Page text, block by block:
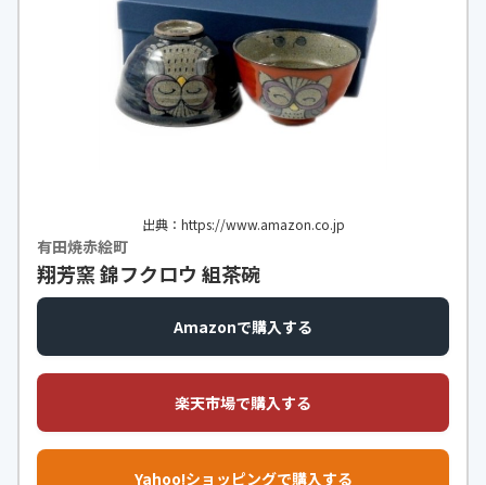
出典：https://www.amazon.co.jp
有田焼赤絵町
翔芳窯 錦フクロウ 組茶碗
Amazonで購入する
楽天市場で購入する
Yahoo!ショッピングで購入する